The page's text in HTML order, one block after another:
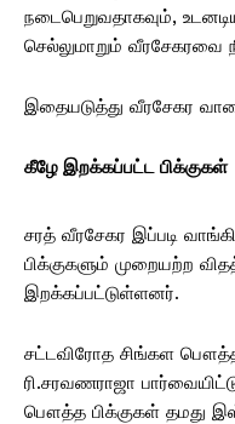
நடைபெறுவதாகவும்,
செல்லுமாறும் வீரசேகரவை
இதையடுத்து வீரசேகர
கீழே இறக்கப்பட்ட பிக்குகள்
சரத் வீரசேகர இப்படி
பிக்குகளும் முறையற்ற
இறக்கப்பட்டுள்ளனர்.
சட்டவிரோத சிங்கள
ரி.சரவணராஜா
பௌத்த பிக்குகள் தமது